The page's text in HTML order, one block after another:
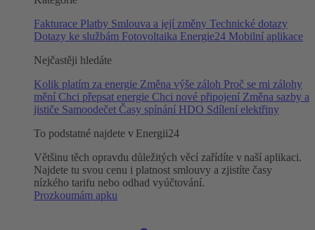
Fakturace Platby Smlouva a její změny Technické dotazy
Dotazy ke službám Fotovoltaika Energie24 Mobilní aplikace
Nejčastěji hledáte
Kolik platím za energie Změna výše záloh Proč se mi zálohy
mění Chci přepsat energie Chci nové připojení Změna sazby a
jističe Samoodečet Časy spínání HDO Sdílení elektřiny
To podstatné najdete v Energii24
Většinu těch opravdu důležitých věcí zařídíte v naší aplikaci.
Najdete tu svou cenu i platnost smlouvy a zjistíte časy
nízkého tarifu nebo odhad vyúčtování.
Prozkoumám apku